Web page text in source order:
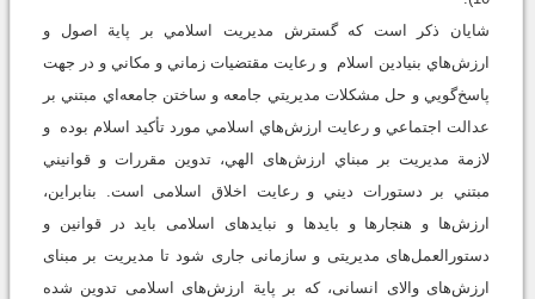
شایان ذکر است که گسترش مديريت اسلامي بر پایة اصول و
ارزش‌هاي بنيادين اسلام و رعايت مقتضيات زماني و مکاني و در جهت
پاسخ‌گويي و حل مشکلات مديريتي جامعه و ساختن جامعه‌اي مبتني بر
عدالت اجتماعي و رعايت ارزش‌هاي اسلامي مورد تأکید اسلام بوده و
لازمة مديريت بر مبناي ارزش‌های الهي، تدوین مقررات و قوانيني
مبتني بر دستورات ديني و رعايت اخلاق اسلامی است. بنابراین،
ارزش‌ها و هنجارها و بایدها و نبایدهای اسلامی باید در قوانین و
دستورالعمل‌های مدیریتی و سازمانی جاری شود تا مدیریت بر مبنای
ارزش‌های والای انسانی، که بر پایة ارزش‌های اسلامی تدوین شده